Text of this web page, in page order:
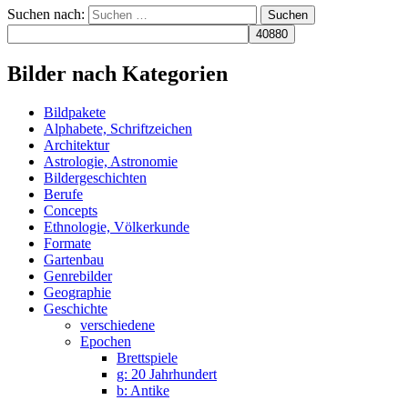
Suchen nach:
Bilder nach Kategorien
Bildpakete
Alphabete, Schriftzeichen
Architektur
Astrologie, Astronomie
Bildergeschichten
Berufe
Concepts
Ethnologie, Völkerkunde
Formate
Gartenbau
Genrebilder
Geographie
Geschichte
verschiedene
Epochen
Brettspiele
g: 20 Jahrhundert
b: Antike